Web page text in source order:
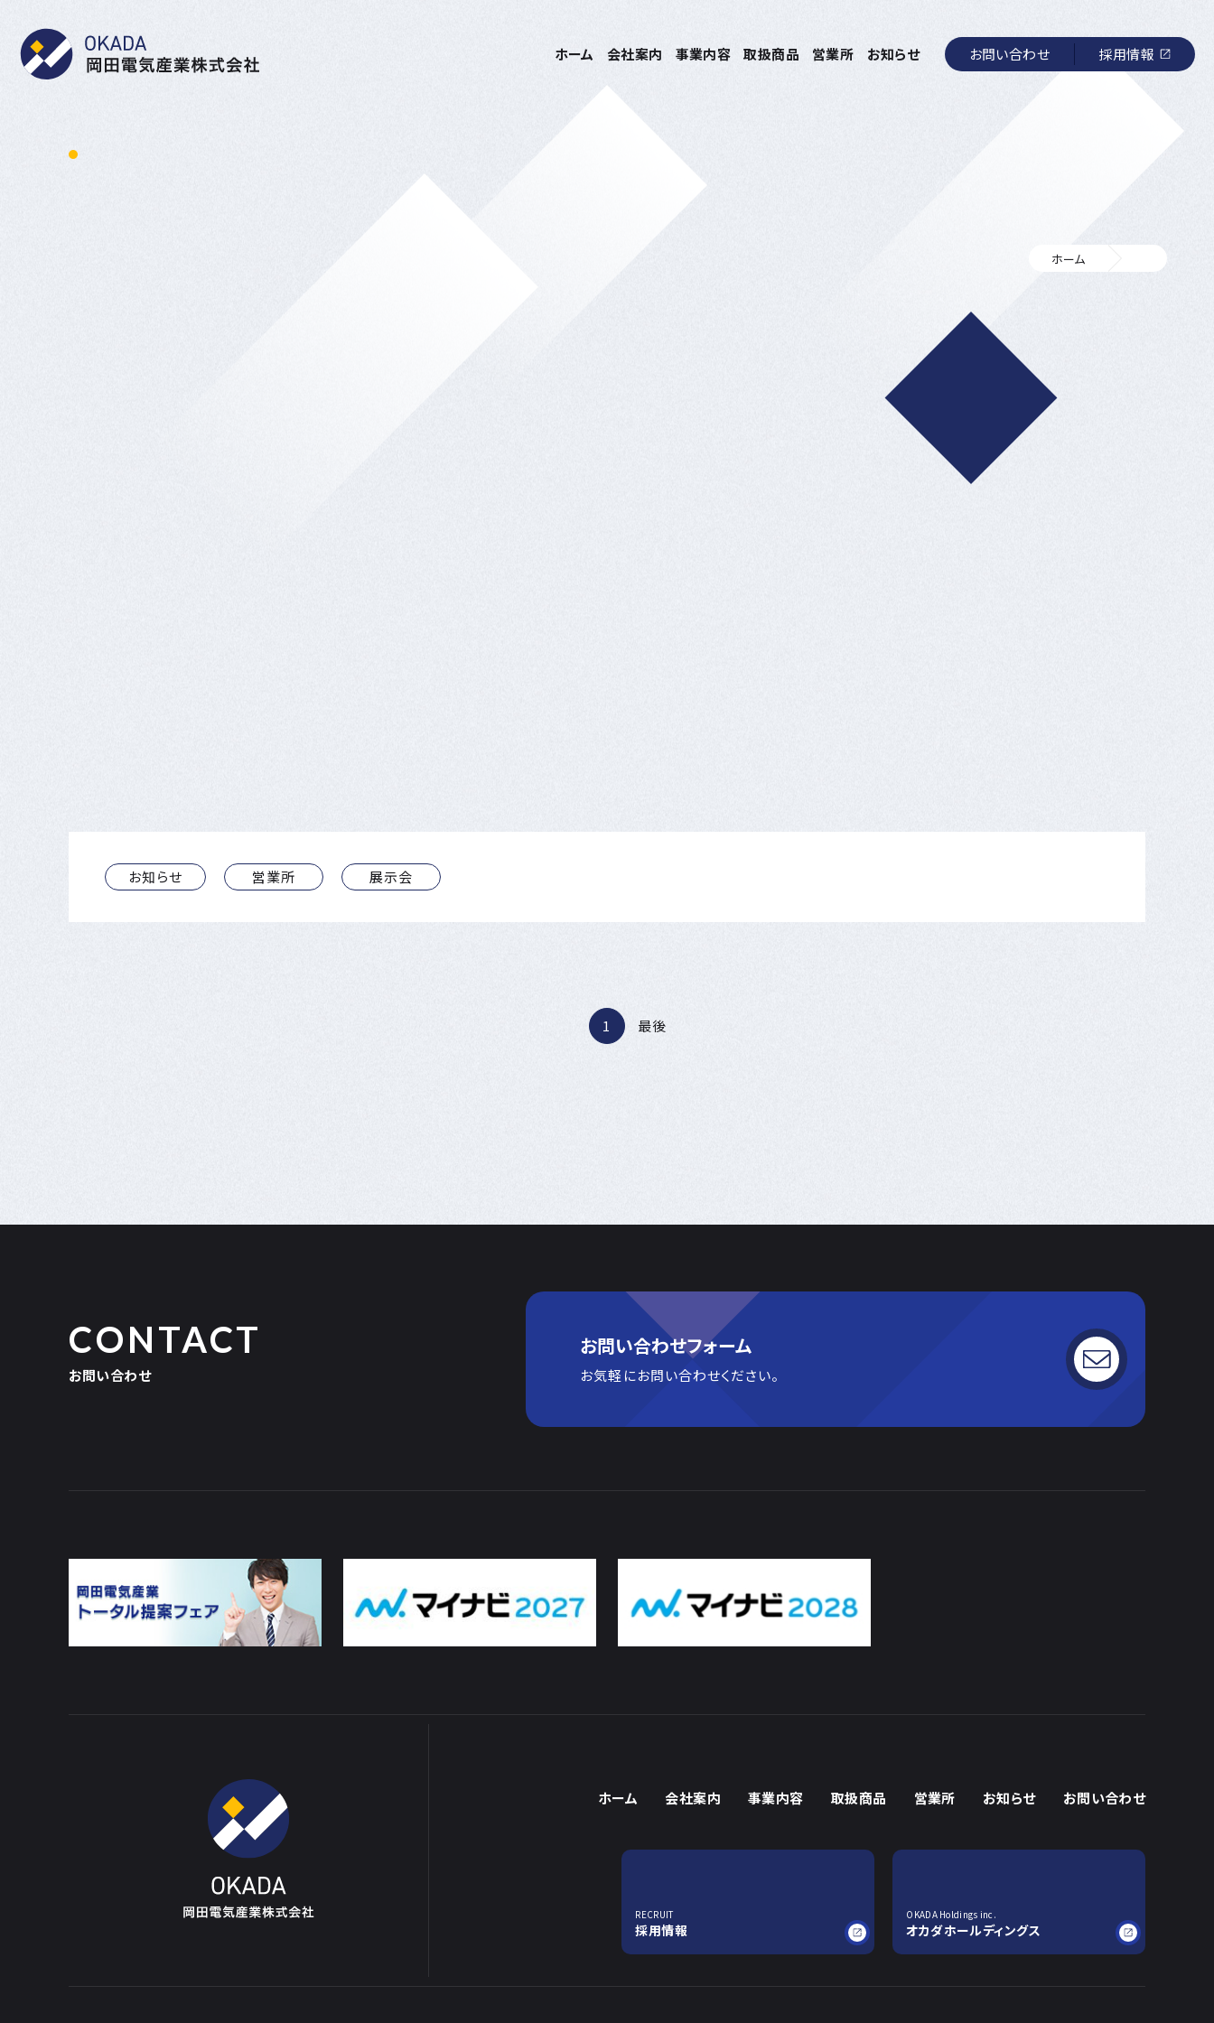
ホーム
会社案内 事業内容 取扱商品 営業所 お知らせ お問い合わせ 採用情報
ホーム
お知らせ 営業所 展示会
1 最後
CONTACT
お問い合わせ
お問い合わせフォーム
お気軽にお問い合わせください。
ホーム 会社案内 事業内容 取扱商品 営業所 お知らせ お問い合わせ
RECRUIT
採用情報
OKADA Holdings inc.
オカダホールディングス